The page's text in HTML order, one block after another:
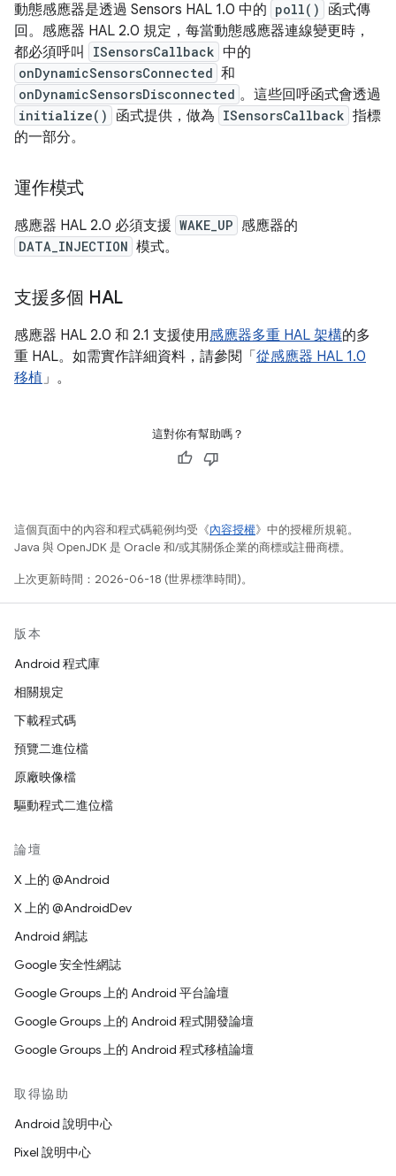
動態感應器是透過 Sensors HAL 1.0 中的 poll()
函式傳
回。感應器 HAL 2.0 規定，每當動態感應器連線變更時，
都必須呼叫
ISensorsCallback 中的
onDynamicSensorsConnected 和
onDynamicSensorsDisconnected 。這些回呼函式會透過
initialize() 函式提供，做為 ISensorsCallback 指標
的一部分。
運作模式
感應器 HAL 2.0 必須支援 WAKE_UP 感應器的
DATA_INJECTION 模式。
支援多個 HAL
感應器 HAL 2.0 和 2.1 支援使用感應器多重 HAL 架構的多
重 HAL。如需實作詳細資料，請參閱「 從感應器 HAL 1.0
移植」。
這對你有幫助嗎？
這個頁面中的內容和程式碼範例均受《內容授權》中的授權所規範。
Java 與 OpenJDK 是 Oracle 和/或其關係企業的商標或註冊商標。
上次更新時間：2026-06-18 (世界標準時間)。
版本
Android 程式庫
相關規定
下載程式碼
預覽二進位檔
原廠映像檔
驅動程式二進位檔
論壇
X 上的 @Android
X 上的 @AndroidDev
Android 網誌
Google 安全性網誌
Google Groups 上的 Android 平台論壇
Google Groups 上的 Android 程式開發論壇
Google Groups 上的 Android 程式移植論壇
取得協助
Android 說明中心
Pixel 說明中心